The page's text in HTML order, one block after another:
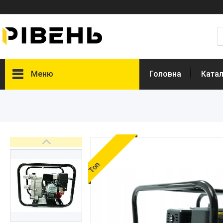
Меню Головна
Топ